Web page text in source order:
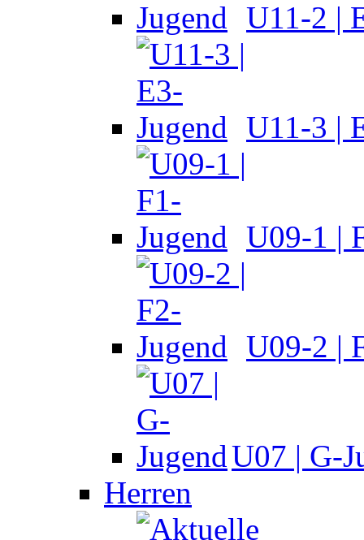
U11-2 |
U11-3 |
U09-1 |
U09-2 |
U07 | G-
Herren